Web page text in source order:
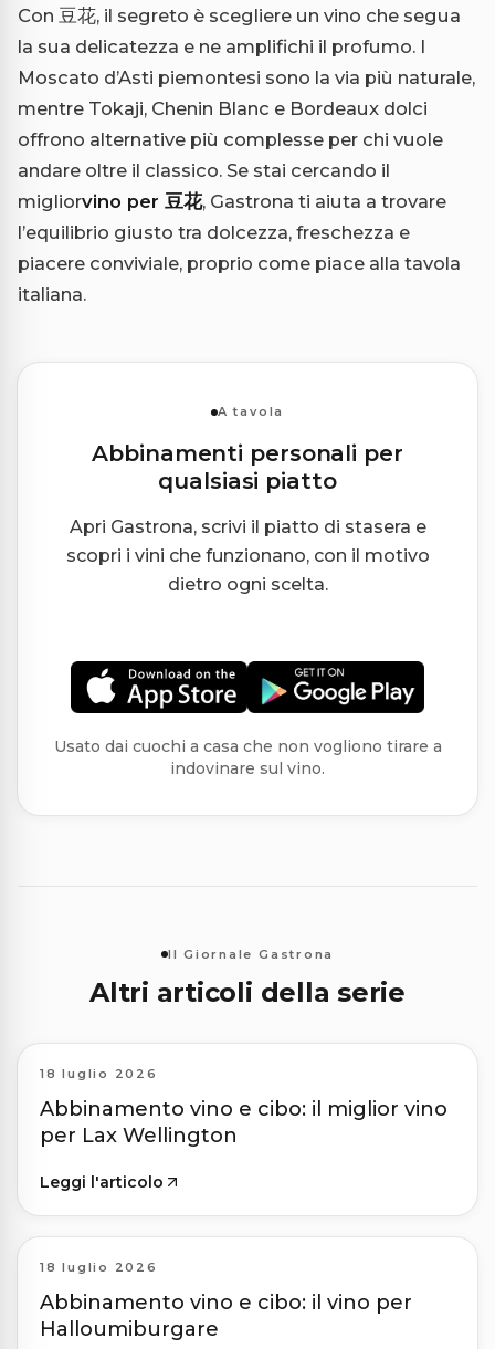
Con 豆花, il segreto è scegliere un vino che segua
la sua delicatezza e ne amplifichi il profumo. I
Moscato d’Asti piemontesi sono la via più naturale,
mentre Tokaji, Chenin Blanc e Bordeaux dolci
offrono alternative più complesse per chi vuole
andare oltre il classico. Se stai cercando il
migliorvino per 豆花, Gastrona ti aiuta a trovare
l’equilibrio giusto tra dolcezza, freschezza e
piacere conviviale, proprio come piace alla tavola
italiana.
A tavola
Abbinamenti personali per
qualsiasi piatto
Apri Gastrona, scrivi il piatto di stasera e
scopri i vini che funzionano, con il motivo
dietro ogni scelta.
Usato dai cuochi a casa che non vogliono tirare a
indovinare sul vino.
Il Giornale Gastrona
Altri articoli della serie
18 luglio 2026
Abbinamento vino e cibo: il miglior vino
per Lax Wellington
Leggi l'articolo
18 luglio 2026
Abbinamento vino e cibo: il vino per
Halloumiburgare